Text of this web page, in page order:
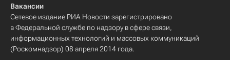
Вакансии
Сетевое издание РИА Новости зарегистрировано
в Федеральной службе по надзору в сфере связи,
информационных технологий и массовых коммуникаций
(Роскомнадзор) 08 апреля 2014 года.